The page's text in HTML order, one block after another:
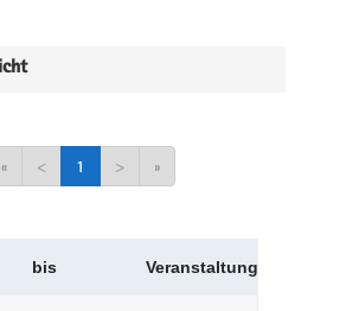
« < 1 > »
bis Veranstaltungskürzel